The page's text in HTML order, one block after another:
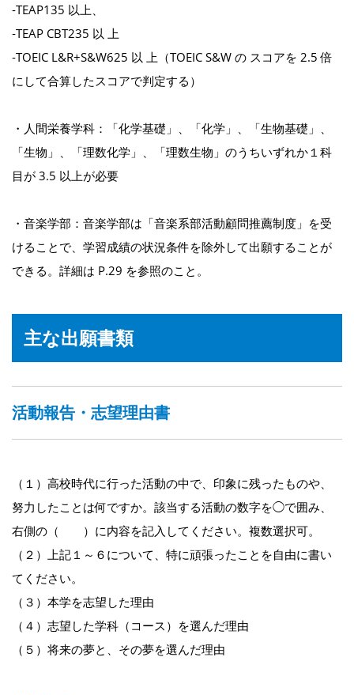
‐TEAP135 以上、
‐TEAP CBT235 以 上
‐TOEIC L&R+S&W625 以 上（TOEIC S&W の スコアを 2.5 倍
にして合算したスコアで判定する）
・人間栄養学科：「化学基礎」、「化学」、「生物基礎」、
「生物」、「理数化学」、「理数生物」のうちいずれか１科
目が 3.5 以上が必要
・音楽学部：音楽学部は「音楽系部活動顧問推薦制度」を受
けることで、学習成績の状況条件を除外して出願することが
できる。詳細は P.29 を参照のこと。
主な出願書類
活動報告・志望理由書
（１）高校時代に行った活動の中で、印象に残ったものや、
努力したことは何ですか。該当する活動の数字を◯で囲み、
右側の（ ）に内容を記入してください。複数選択可。
（２）上記１～６について、特に頑張ったことを自由に書い
てください。
（３）本学を志望した理由
（４）志望した学科（コース）を選んだ理由
（５）将来の夢と、その夢を選んだ理由